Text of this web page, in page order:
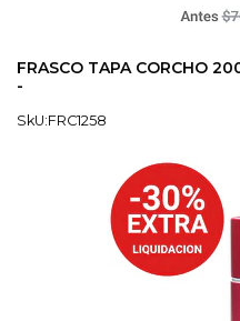
FRASCO TAPA CORCHO
-
SkU:FRC1258